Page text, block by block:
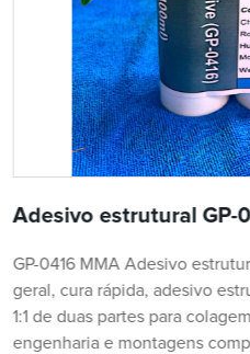
Adesivo estrutural GP-
GP-0416 MMA Adesivo
geral, cura rápida, adesivo
1:1 de duas partes para
engenharia e montagens